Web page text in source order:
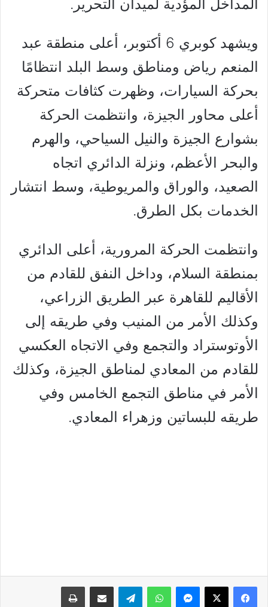
المداخل المؤدية لميدان التحرير.
ويشهد كوبري 6 أكتوبر، أعلى منطقة عبد
المنعم رياض ومناطق وسط البلد انتظامًا
بحركة السيارات، وظهرت كثافات متحركة
أعلى محاور الجيزة، وانتظمت الحركة
بشوارع الجيزة والنيل السياحي، والهرم
والبحر الأعظم، ونزلة الدائري اتجاه
الصعيد، والوراق والمريوطية، وسط انتشار
الخدمات بكل الطرق.
وانتظمت الحركة المرورية، أعلى الدائري
بمنطقة السلام، وداخل النفق للقادم من
الأقاليم للقاهرة عبر الطريق الزراعي،
وكذلك الأمر من المنيب وفي طريقه إلى
الأوتوستراد والتجمع وفي الاتجاه العكسي
للقادم من المعادي لمناطق الجيزة، وكذلك
الأمر في مناطق التجمع الخامس وفي
طريقه للبساتين وزهراء المعادي.
فيسبوك ‫X ماسنجر واتساب تيلقرام مشاركة عبر البريد طباعة